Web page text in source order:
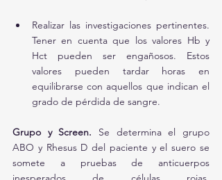
Realizar las investigaciones pertinentes.
Tener en cuenta que los valores Hb y
Hct pueden ser engañosos. Estos
valores pueden tardar horas en
equilibrarse con aquellos que indican el
grado de pérdida de sangre.
Grupo y Screen. Se determina el grupo
ABO y Rhesus D del paciente y el suero se
somete a pruebas de anticuerpos